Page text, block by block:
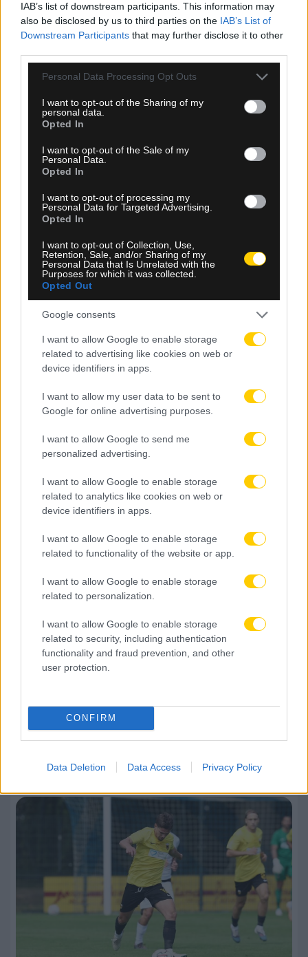
IAB’s list of downstream participants. This information may
also be disclosed by us to third parties on the IAB’s List of
Downstream Participants that may further disclose it to other
Please note that this website/app uses one or more Google
not limited to your visit or usage behaviour. You may click to
grant or deny consent to Google and its third-party tags to
use your data for below specified purposes in below Google
consent section.
Personal Data Processing Opt Outs
I want to opt-out of the Sharing of my
personal data.
Opted In
I want to opt-out of the Sale of my
Personal Data.
Opted In
I want to opt-out of processing my
Personal Data for Targeted Advertising.
Opted In
I want to opt-out of Collection, Use,
Retention, Sale, and/or Sharing of my
Personal Data that Is Unrelated with the
Purposes for which it was collected.
Opted Out
Google consents
I want to allow Google to enable storage
related to advertising like cookies on web or
device identifiers in apps.
I want to allow my user data to be sent to
Google for online advertising purposes.
I want to allow Google to send me
personalized advertising.
I want to allow Google to enable storage
related to analytics like cookies on web or
device identifiers in apps.
I want to allow Google to enable storage
related to functionality of the website or app.
I want to allow Google to enable storage
related to personalization.
I want to allow Google to enable storage
related to security, including authentication
functionality and fraud prevention, and other
user protection.
CONFIRM
Data Deletion Data Access Privacy Policy
08.08.2026, 00:30
ΠΑΕ ΑΕΚ: «Ο Μιχάλης της ΑΕΚ θα είναι πάντα
εδώ»
08.08.2026, 00:15
ΑΕΚ: Τελευταίο τεστ απέναντι πριν από την
έναρξη των επίσημων υποχρεώσεων